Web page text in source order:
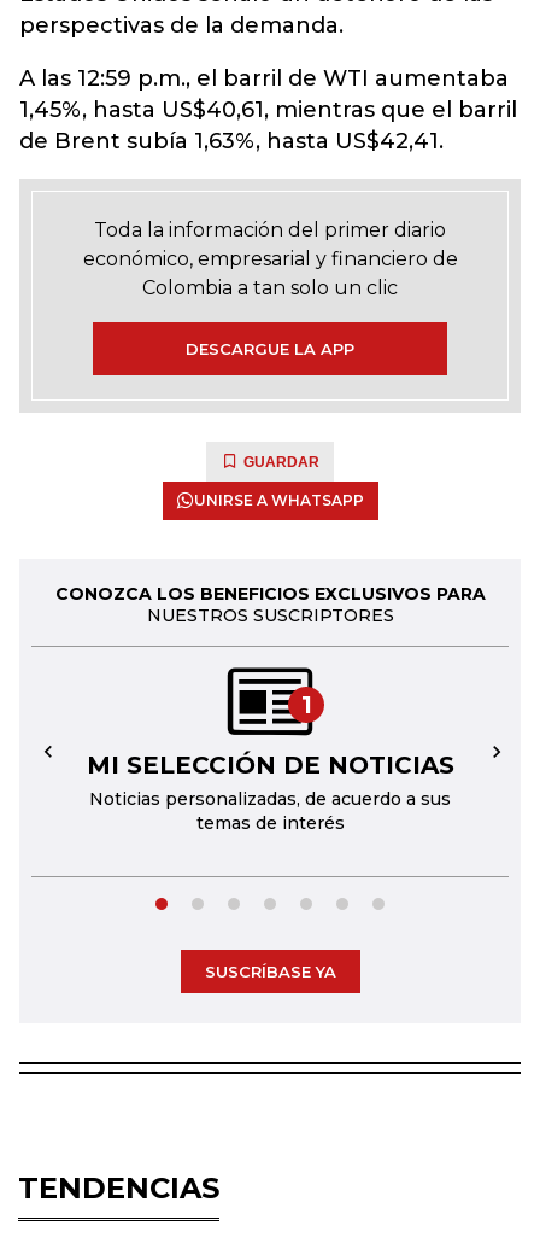
perspectivas de la demanda.
A las 12:59 p.m., el barril de WTI aumentaba
1,45%, hasta US$40,61, mientras que el barril
de Brent subía 1,63%, hasta US$42,41.
Toda la información del primer diario
económico, empresarial y financiero de
Colombia a tan solo un clic
DESCARGUE LA APP
GUARDAR
UNIRSE A WHATSAPP
CONOZCA LOS BENEFICIOS EXCLUSIVOS PARA
NUESTROS SUSCRIPTORES
1
MI SELECCIÓN DE NOTICIAS
Noticias personalizadas, de acuerdo a sus
temas de interés
← →
SUSCRÍBASE YA
TENDENCIAS